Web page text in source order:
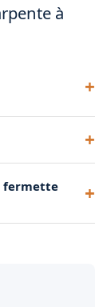
à
fermette